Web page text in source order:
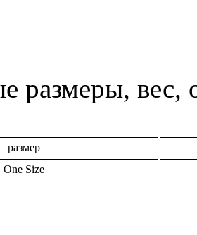
размеры, вес,
размер
One Size